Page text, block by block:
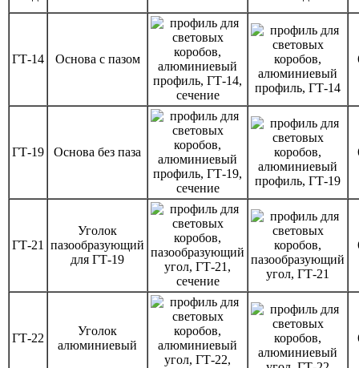
ГТ-14 Основа с пазом
ГТ-19 Основа без паза
ГТ-21
Уголок
пазообразующий
для ГТ-19
ГТ-22
Уголок
алюминиевый